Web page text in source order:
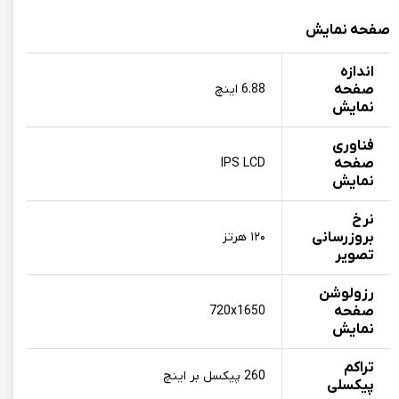
صفحه نمایش
اندازه
صفحه
نمایش
6.88 اینچ
فناوری
صفحه‌
نمایش
IPS LCD
نرخ
بروزرسانی
تصویر
۱۲۰ هرتز
رزولوشن
صفحه
نمایش
720x1650
تراکم
پیکسلی
260 پیکسل بر اینچ